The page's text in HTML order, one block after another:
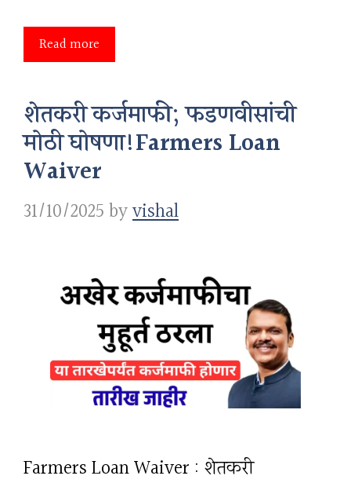
Read more
शेतकरी कर्जमाफी; फडणवीसांची
मोठी घोषणा!Farmers Loan
Waiver
31/10/2025byvishal
Farmers Loan Waiver : शेतकरी